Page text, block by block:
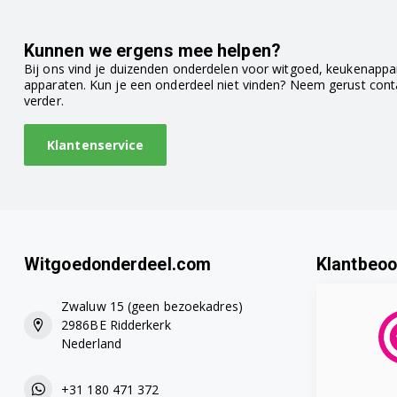
SBI65T25EU
SBI65T45EU
SBI68M05EU
SBI68N05EU
SBI69M65EU
Kunnen we ergens mee helpen?
Bij ons vind je duizenden onderdelen voor witgoed,
apparaten. Kun je een onderdeel niet vinden? Neem gerust
verder.
Klantenservice
Witgoedonderdeel.com
Zwaluw 15 (geen bezoekadres)
2986BE Ridderkerk
Nederland
+31 180 471 372